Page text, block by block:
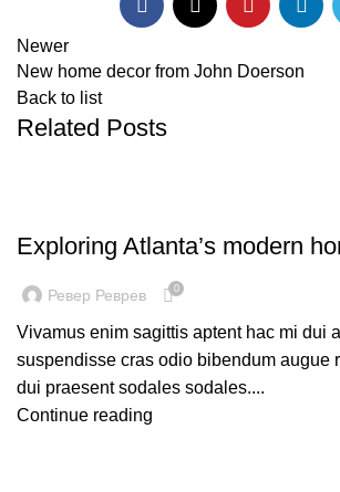
Newer
New home decor from John Doerson
Back to list
Related Posts
Exploring Atlanta’s modern
Ревер Реврев 0
Vivamus enim sagittis aptent hac mi dui
suspendisse cras odio bibendum augue
dui praesent sodales sodales....
Continue reading